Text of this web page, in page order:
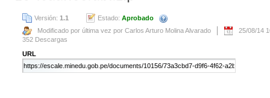
Versión: 1.1 Estado: Aprobado
Modificado por última vez por Carlos Arturo Molina Alvarado
25/08/14
352 Descargas
URL